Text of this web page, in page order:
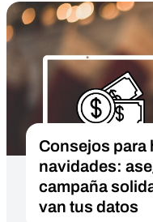
Consejos para
navidades:
campaña
van tus datos